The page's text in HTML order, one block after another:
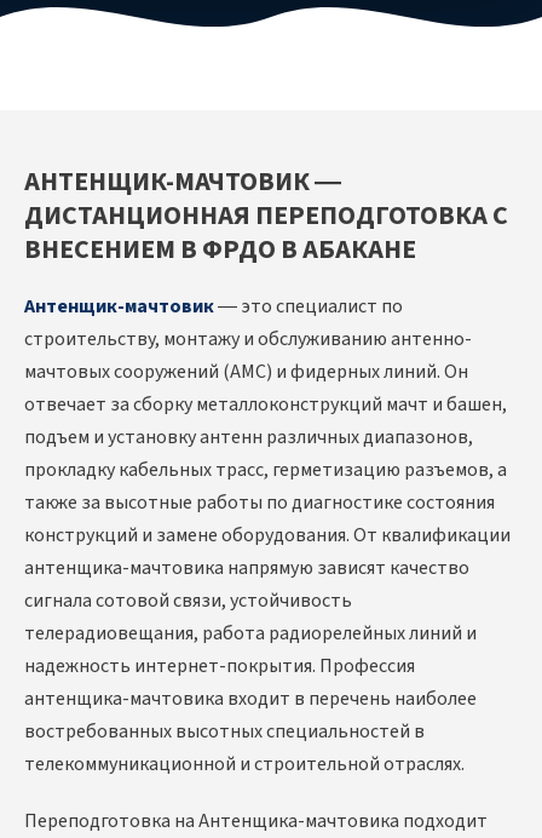
АНТЕНЩИК-МАЧТОВИК —
ДИСТАНЦИОННАЯ ПЕРЕПОДГОТОВКА С
ВНЕСЕНИЕМ В ФРДО В АБАКАНЕ
Антенщик-мачтовик— это специалист по
строительству, монтажу и обслуживанию антенно-
мачтовых сооружений (АМС) и фидерных линий. Он
отвечает за сборку металлоконструкций мачт и башен,
подъем и установку антенн различных диапазонов,
прокладку кабельных трасс, герметизацию разъемов, а
также за высотные работы по диагностике состояния
конструкций и замене оборудования. От квалификации
антенщика-мачтовика напрямую зависят качество
сигнала сотовой связи, устойчивость
телерадиовещания, работа радиорелейных линий и
надежность интернет-покрытия. Профессия
антенщика-мачтовика входит в перечень наиболее
востребованных высотных специальностей в
телекоммуникационной и строительной отраслях.
Переподготовка на Антенщика-мачтовика подходит